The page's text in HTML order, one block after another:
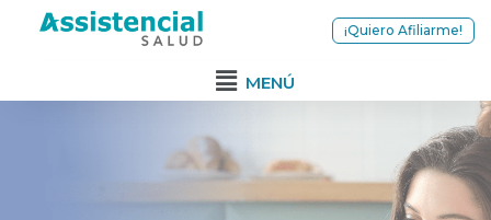
¡Quiero Afiliarme!
MENÚ